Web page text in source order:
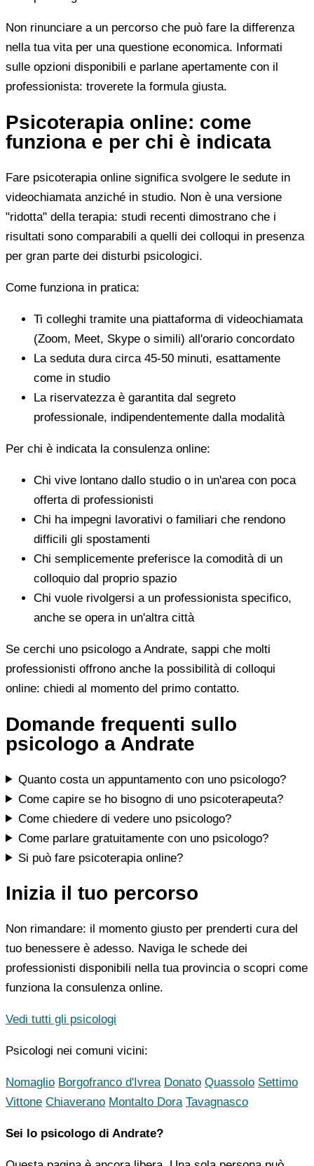
Non rinunciare a un percorso che può fare la differenza
nella tua vita per una questione economica. Informati
sulle opzioni disponibili e parlane apertamente con il
professionista: troverete la formula giusta.
Psicoterapia online: come
funziona e per chi è indicata
Fare psicoterapia online significa svolgere le sedute in
videochiamata anziché in studio. Non è una versione
"ridotta" della terapia: studi recenti dimostrano che i
risultati sono comparabili a quelli dei colloqui in presenza
per gran parte dei disturbi psicologici.
Come funziona in pratica:
Ti colleghi tramite una piattaforma di videochiamata
(Zoom, Meet, Skype o simili) all'orario concordato
La seduta dura circa 45-50 minuti, esattamente
come in studio
La riservatezza è garantita dal segreto
professionale, indipendentemente dalla modalità
Per chi è indicata la consulenza online:
Chi vive lontano dallo studio o in un'area con poca
offerta di professionisti
Chi ha impegni lavorativi o familiari che rendono
difficili gli spostamenti
Chi semplicemente preferisce la comodità di un
colloquio dal proprio spazio
Chi vuole rivolgersi a un professionista specifico,
anche se opera in un'altra città
Se cerchi uno psicologo a Andrate, sappi che molti
professionisti offrono anche la possibilità di colloqui
online: chiedi al momento del primo contatto.
Domande frequenti sullo
psicologo a Andrate
Quanto costa un appuntamento con uno psicologo?
Come capire se ho bisogno di uno psicoterapeuta?
Come chiedere di vedere uno psicologo?
Come parlare gratuitamente con uno psicologo?
Si può fare psicoterapia online?
Inizia il tuo percorso
Non rimandare: il momento giusto per prenderti cura del
tuo benessere è adesso. Naviga le schede dei
professionisti disponibili nella tua provincia o scopri come
funziona la consulenza online.
Vedi tutti gli psicologi
Psicologi nei comuni vicini:
Nomaglio Borgofranco d'Ivrea Donato Quassolo Settimo
Vittone Chiaverano Montalto Dora Tavagnasco
Sei lo psicologo di Andrate?